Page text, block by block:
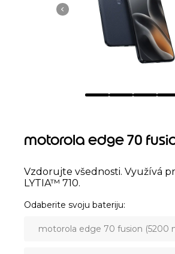
motorola edge 70
Vzdorujte všednosti. Využívá
LYTIA™ 710.
Odaberite svoju bateriju
motorola edge 70 fusion (5200